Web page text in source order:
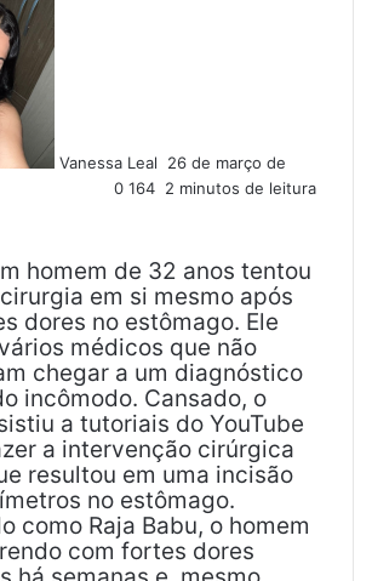
Vanessa Leal
m
e
a
i
l
26 de março de
0 164 2 minutos de leitura
homem de 32 anos tentou
em si mesmo após
dores no estômago. Ele
médicos que não
chegar a um diagnóstico
incômodo. Cansado, o
a tutoriais do YouTube
a intervenção cirúrgica
resultou em uma incisão
no estômago.
como Raja Babu, o homem
com fortes dores